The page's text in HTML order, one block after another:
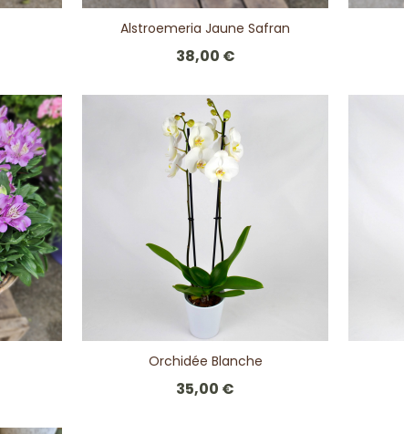
Alstroemeria Jaune Safran
38,00 €
Orchidée Blanche
35,00 €